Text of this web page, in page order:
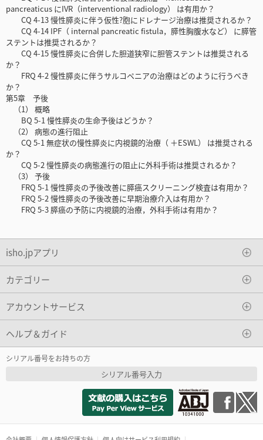
pancreaticus にIVR（interventional radiology） は有用か？
CQ 4-13 慢性膵炎に伴う仮性?胞にドレナージ治療は推奨されるか？
CQ 4-14 IPF（ internal pancreatic fistula，膵性胸腹水など） に膵管
ステントは推奨されるか？
CQ 4-15 慢性膵炎に合併した胆道狭窄に胆管ステントは推奨される
か？
FRQ 4-2 慢性膵炎に伴うサルコペニアの治療はどのように行うべき
か？
第5章 予後
（1） 概略
BQ 5-1 慢性膵炎の生命予後はどうか？
（2） 病態の進行阻止
CQ 5-1 無症状の慢性膵炎に内視鏡的治療（ ＋ESWL） は推奨される
か？
CQ 5-2 慢性膵炎の病態進行の阻止に外科手術は推奨されるか？
（3） 予後
FRQ 5-1 慢性膵炎の予後改善に膵癌スクリーニング検査は有用か？
FRQ 5-2 慢性膵炎の予後改善に早期治療介入は有用か？
FRQ 5-3 膵癌の予防に内視鏡的治療，外科手術は有用か？
isho.jpアプリ
カテゴリー
アカウントサービス
ヘルプ＆ガイド
シリアル番号をお持ちの方
シリアル番号入力